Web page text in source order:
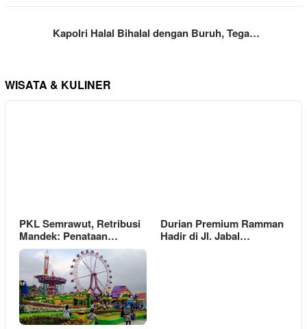
Kapolri Halal Bihalal dengan Buruh, Tega…
WISATA & KULINER
PKL Semrawut, Retribusi
Mandek: Penataan…
Durian Premium Ramman
Hadir di Jl. Jabal…